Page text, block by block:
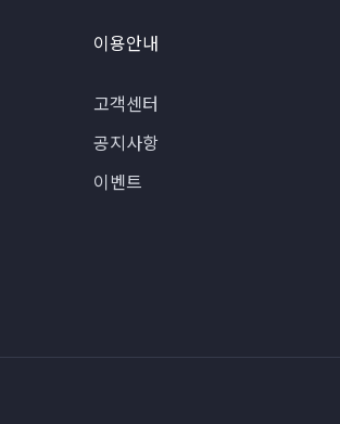
이용안내
고객센터
공지사항
이벤트